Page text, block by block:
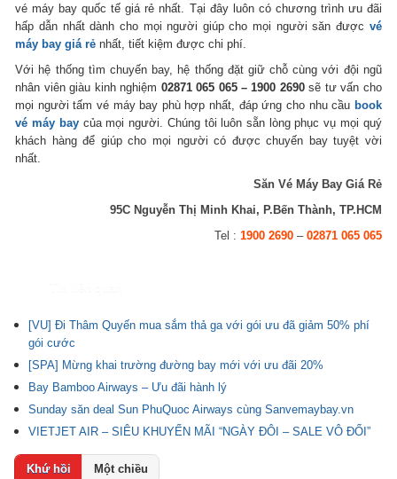
vé máy bay quốc tế giá rẻ nhất. Tại đây luôn có chương trình ưu đãi
hấp dẫn nhất dành cho mọi người giúp cho mọi người săn được vé
máy bay giá rẻ nhất, tiết kiệm được chi phí.
Với hệ thống tìm chuyến bay, hệ thống đặt giữ chỗ cùng với đội ngũ
nhân viên giàu kinh nghiệm 02871 065 065 – 1900 2690sẽ tư vấn cho
mọi người tấm vé máy bay phù hợp nhất, đáp ứng cho nhu cầu book
vé máy baycủa mọi người. Chúng tôi luôn sẵn lòng phục vụ mọi quý
khách hàng để giúp cho mọi người có được chuyến bay tuyệt vời
nhất.
Săn Vé Máy Bay Giá Rẻ
95C Nguyễn Thị Minh Khai, P.Bến Thành, TP.HCM
Tel : 1900 2690– 02871 065 065
[VU] Đi Thâm Quyến mua sắm thả ga với gói ưu đã giảm 50% phí
gói cước
[SPA] Mừng khai trường đường bay mới với ưu đãi 20%
Bay Bamboo Airways – Ưu đãi hành lý
Sunday săn deal Sun PhuQuoc Airways cùng Sanvemaybay.vn
VIETJET AIR – SIÊU KHUYẾN MÃI “NGÀY ĐÔI – SALE VÔ ĐỐI”
Khứ hồi Một chiều